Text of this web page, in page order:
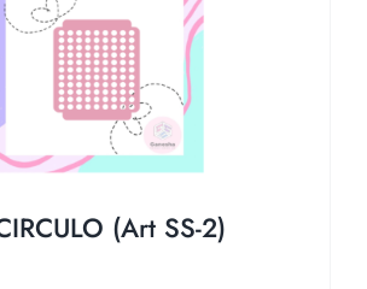
(Art SS-2)